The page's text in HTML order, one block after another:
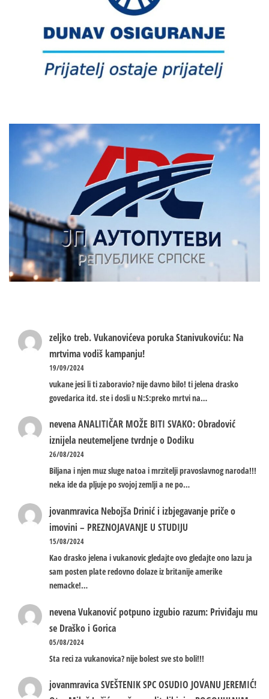
zeljko treb.Vukanovićeva poruka Stanivukoviću: Na
mrtvima vodiš kampanju!
19/09/2024
vukane jesi li ti zaboravio? nije davno bilo! ti jelena drasko
govedarica itd. ste i dosli u N:S:preko mrtvi na…
nevenaANALITIČAR MOŽE BITI SVAKO: Obradović
iznijela neutemeljene tvrdnje o Dodiku
26/08/2024
Biljana i njen muz sluge natoa i mrzitelji pravoslavnog naroda!!!
neka ide da pljuje po svojoj zemlji a ne po…
jovanmravica Nebojša Drinić i izbjegavanje priče o
imovini – PREZNOJAVANJE U STUDIJU
15/08/2024
Kao drasko jelena i vukanovic gledajte ovo gledajte ono lazu ja
sam posten plate redovno dolaze iz britanije amerike
nemacke!…
nevenaVukanović potpuno izgubio razum: Priviđaju mu
se Draško i Gorica
05/08/2024
Sta reci za vukanovica? nije bolest sve sto boli!!!
jovanmravicaSVEŠTENIK SPC OSUDIO JOVANU JEREMIĆ!